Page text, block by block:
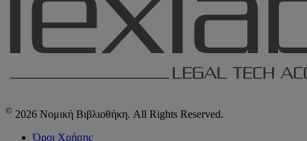
© 2026 Νομική Βιβλιοθήκη. All Rights Reserved.
Όροι Χρήσης